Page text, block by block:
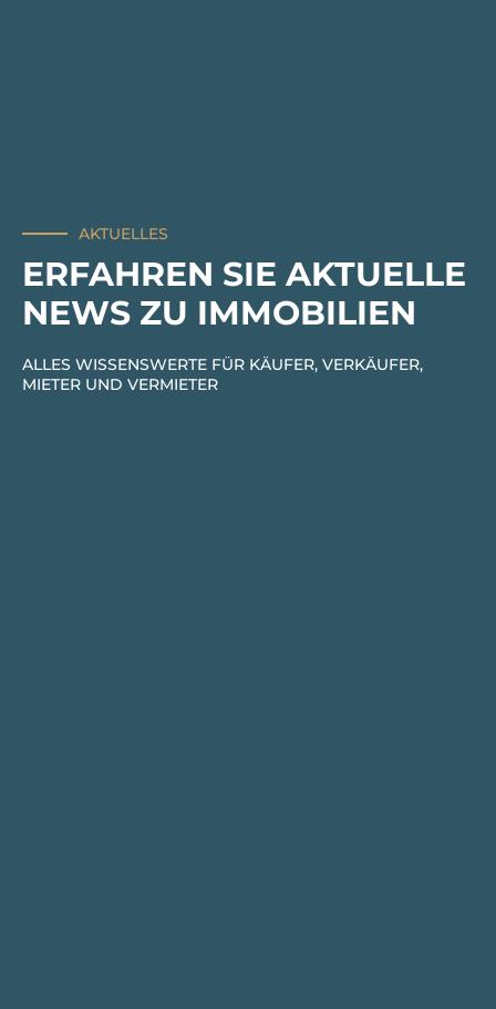
AKTUELLES
ERFAHREN SIE AKTUELLE
NEWS ZU IMMOBILIEN
ALLES WISSENSWERTE FÜR KÄUFER, VERKÄUFER,
MIETER UND VERMIETER